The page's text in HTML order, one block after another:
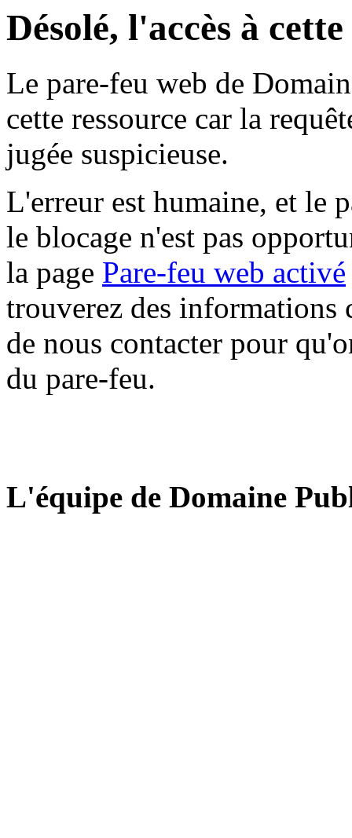
Désolé, l'accès à
Le pare-feu web de
cette ressource car la
jugée suspicieuse.
L'erreur est humaine, et le
le blocage n'est pas
la page Pare-feu web activé
trouverez des informations
de nous contacter pour
du pare-feu.
L'équipe de Domaine